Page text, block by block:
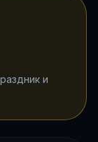
и